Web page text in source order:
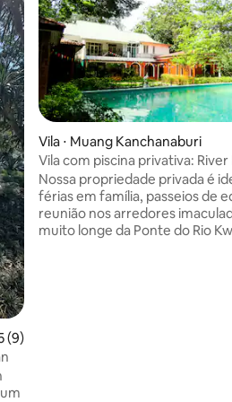
uma avaliação média de 5, 9
(9)
Vila ⋅ Muang Kanchanaburi
Vila com piscina privativa: River
Escape
Nossa propriedade privada é
férias em família, passeios de
reunião nos arredores
muito longe da Ponte do Rio